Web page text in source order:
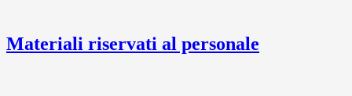
Materiali riservati al personale